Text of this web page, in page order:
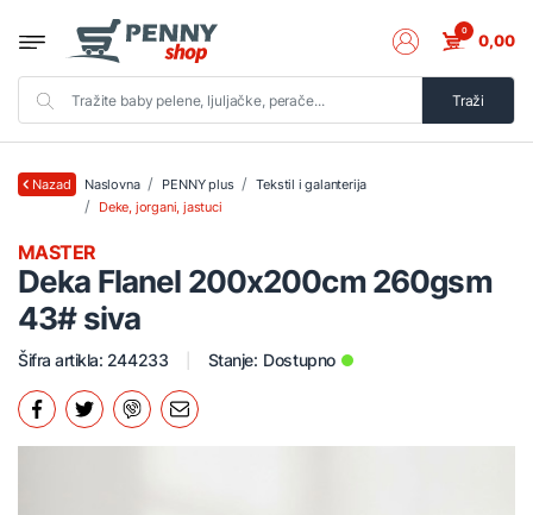
Traži
0 0,00
Nazad Naslovna PENNY plus
Tekstil i galanterija
Deke, jorgani, jastuci
Deka Flanel 200x200cm 260gsm
43# siva
MASTER
Šifra artikla: 244233 Stanje: Dostupno